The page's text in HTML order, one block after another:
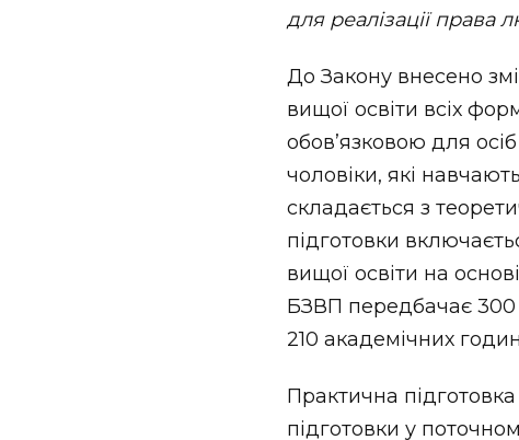
для реалізації права
До Закону внесено
вищої освіти всіх
обовʼязковою для
чоловіки, які
складається з
підготовки
вищої освіти на
БЗВП передбачає 300
210 академічних
Практична
підготовки у